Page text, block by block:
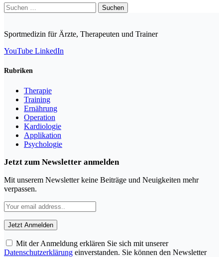
Suchen
nach:
Sportmedizin für Ärzte, Therapeuten und Trainer
YouTube LinkedIn
Rubriken
Therapie
Training
Ernährung
Operation
Kardiologie
Applikation
Psychologie
Jetzt zum Newsletter anmelden
Mit unserem Newsletter keine Beiträge und Neuigkeiten mehr
verpassen.
Mit der Anmeldung erklären Sie sich mit unserer
Datenschutzerklärung einverstanden. Sie können den Newsletter